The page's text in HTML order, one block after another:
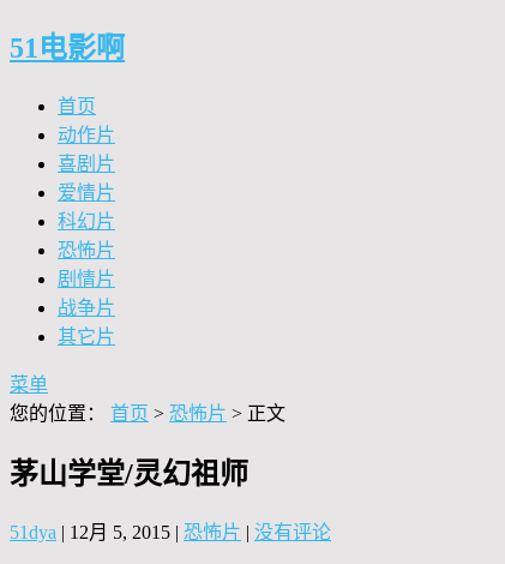
51电影啊
首页
动作片
喜剧片
爱情片
科幻片
恐怖片
剧情片
战争片
其它片
菜单
您的位置： 首页 > 恐怖片 > 正文
茅山学堂/灵幻祖师
51dya | 12月 5, 2015 | 恐怖片 | 没有评论